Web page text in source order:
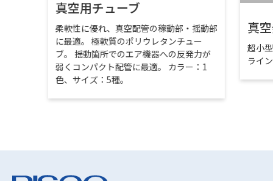
真空用チューブ
柔軟性に優れ、真空配管の稼動部・揺動部
に最適。 極軟質のポリウレタンチュー
ブ。 揺動箇所でのエア機器への反発力が
弱くコンパクト配管に最適。 カラー：1
色、サイズ：5種。
真
超小
ライ